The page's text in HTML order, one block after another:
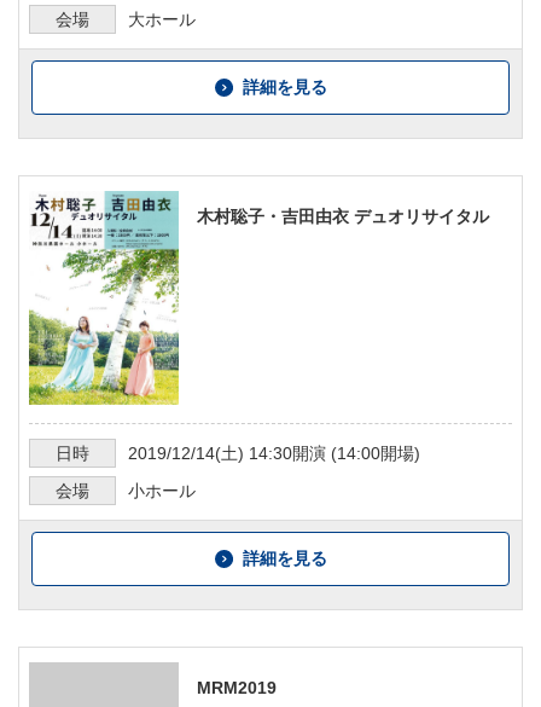
会場
大ホール
詳細を見る
木村聡子・吉田由衣 デュオリサイタル
日時 2019/12/14(土) 14:30開演 (14:00開場)
会場
小ホール
詳細を見る
MRM2019